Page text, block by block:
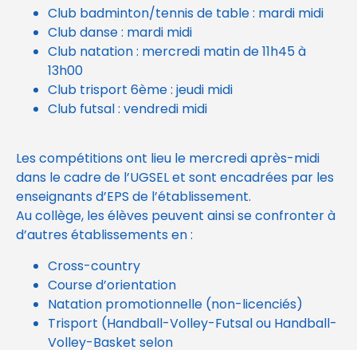
Club badminton/tennis de table : mardi midi
Club danse : mardi midi
Club natation : mercredi matin de 11h45 à
13h00
Club trisport 6ème : jeudi midi
Club futsal : vendredi midi
Les compétitions ont lieu le mercredi après-midi
dans le cadre de l’UGSEL et sont encadrées par les
enseignants d’EPS de l’établissement.
Au collège, les élèves peuvent ainsi se confronter à
d’autres établissements en :
Cross-country
Course d’orientation
Natation promotionnelle (non-licenciés)
Trisport (Handball-Volley-Futsal ou Handball-
Volley-Basket selon